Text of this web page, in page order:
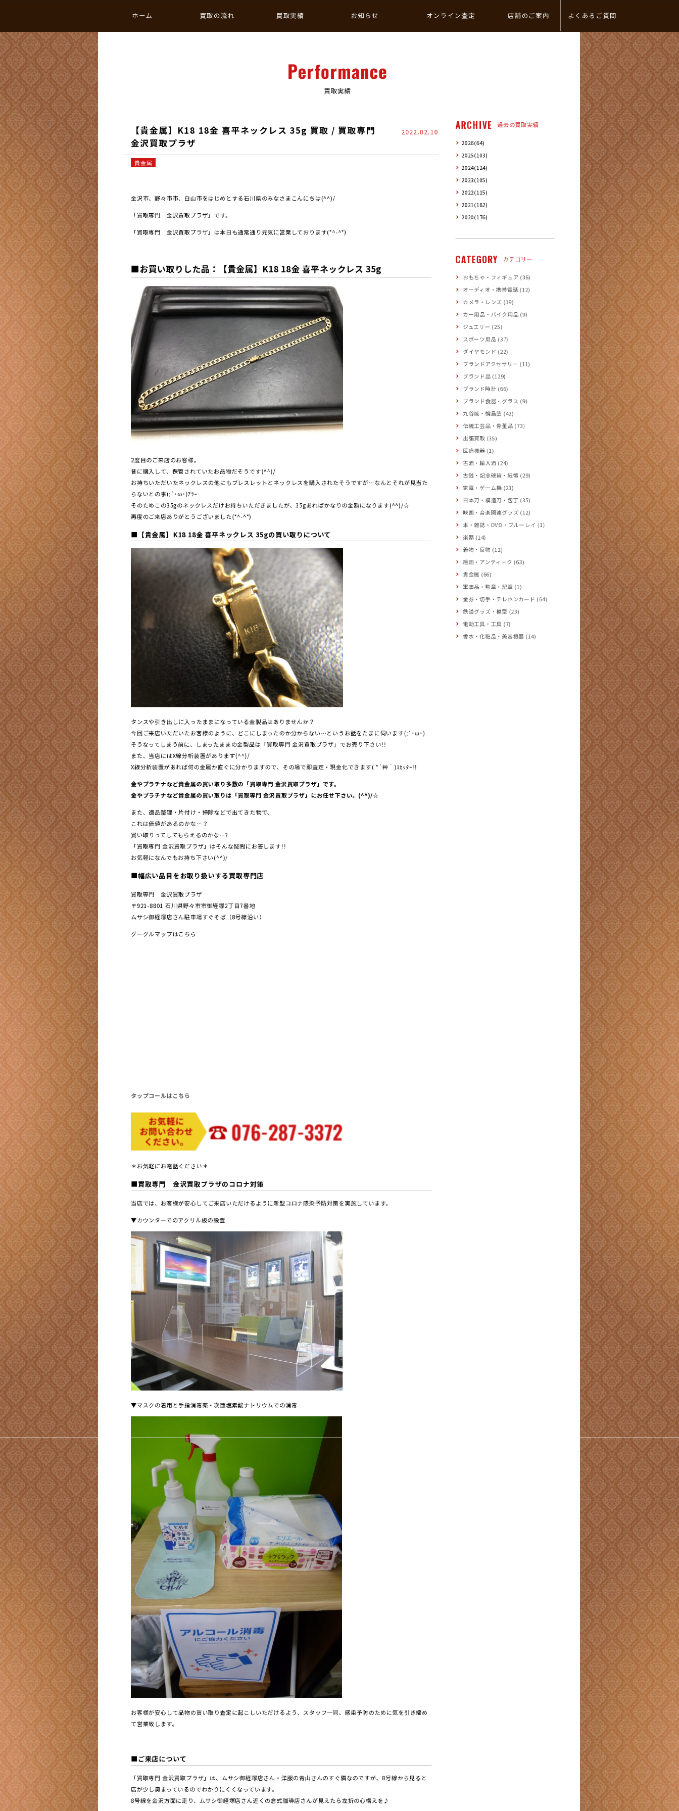
ホーム 買取の流れ 買取実績 お知らせ オンライン査定 店舗のご案内 よくあるご質問
Performance
買取実績
【貴金属】K18 18金 喜平ネックレス 35g 買取 / 買取専門
金沢買取プラザ
2022.02.10
貴金属
金沢市、野々市市、白山市をはじめとする石川県のみなさまこんにちは(^^)/
「買取専門 金沢買取プラザ」です。
「買取専門 金沢買取プラザ」は本日も通常通り元気に営業しております(*^-^*)
■お買い取りした品：【貴金属】K18 18金 喜平ネックレス 35g
2度目のご来店のお客様。
昔に購入して、保管されていたお品物だそうです(^^)/
お持ちいただいたネックレスの他にもブレスレットとネックレスを購入されたそうですが…なんとそれが見当た
らないとの事(;´･ω･)ｱﾗｰ
そのためこの35gのネックレスだけお持ちいただきましたが、35gあればかなりの金額になります(^^)/☆
再度のご来店ありがとうございました(*^-^*)
■【貴金属】K18 18金 喜平ネックレス 35gの買い取りについて
タンスや引き出しに入ったままになっている金製品はありませんか？
今回ご来店いただいたお客様のように、どこにしまったのか分からない…というお話をたまに伺います(;´･ω･)
そうなってしまう前に、しまったままの金製品は「買取専門 金沢買取プラザ」でお売り下さい!!
また、当店にはX線分析装置があります(^^)/
X線分析装置があれば何の金属か直ぐに分かりますので、その場で即査定・現金化できます( *´艸｀)ﾖｶｯﾀｰ!!
金やプラチナなど貴金属の買い取り多数の「買取専門 金沢買取プラザ」です。
金やプラチナなど貴金属の買い取りは「買取専門 金沢買取プラザ」にお任せ下さい。(^^)/☆
また、遺品整理・片付け・掃除などで出てきた物で、
これは価値があるのかな…？
買い取りってしてもらえるのかな…?
「買取専門 金沢買取プラザ」はそんな疑問にお答します!!
お気軽になんでもお持ち下さい(^^)/
■幅広い品目をお取り扱いする買取専門店
買取専門 金沢買取プラザ
〒921-8801 ⽯川県野々市市御経塚2丁⽬7番地
ムサシ御経塚店さん駐車場すぐそば（8号線沿い）
グーグルマップはこちら
タップコールはこちら
＊お気軽にお電話ください＊
■買取専門 金沢買取プラザのコロナ対策
当店では、お客様が安心してご来店いただけるように新型コロナ感染予防対策を実施しています。
▼カウンターでのアクリル板の設置
▼マスクの着用と手指消毒薬・次亜塩素酸ナトリウムでの消毒
お客様が安心して品物の買い取り査定に起こしいただけるよう、スタッフ一同、感染予防のために気を引き締め
て営業致します。
■ご来店について
「買取専門 金沢買取プラザ」は、ムサシ御経塚店さん・洋服の青山さんのすぐ隣なのですが、8号線から見ると
店が少し奥まっているのでわかりにくくなっています。
8号線を金沢方面に走り、ムサシ御経塚店さん近くの倉式珈琲店さんが見えたら左折の心構えを♪
ARCHIVE 過去の買取実績
2026(64)
2025(103)
2024(124)
2023(105)
2022(115)
2021(182)
2020(176)
CATEGORY カテゴリー
おもちゃ・フィギュア (36)
オーディオ・携帯電話 (12)
カメラ・レンズ (19)
カー用品・バイク用品 (9)
ジュエリー (25)
スポーツ用品 (37)
ダイヤモンド (22)
ブランドアクセサリー (11)
ブランド品 (129)
ブランド時計 (66)
ブランド食器・グラス (9)
九谷焼・輪島塗 (42)
伝統工芸品・骨董品 (73)
出張買取 (35)
医療機器 (1)
古酒・輸入酒 (24)
古銭・記念硬貨・紙幣 (29)
家電・ゲーム機 (23)
日本刀・模造刀・包丁 (35)
映画・音楽関連グッズ (12)
本・雑誌・DVD・ブルーレイ (1)
楽器 (14)
着物・反物 (12)
絵画・アンティーク (63)
貴金属 (66)
軍事品・勲章・記章 (1)
金券・切手・テレホンカード (64)
鉄道グッズ・模型 (23)
電動工具・工具 (7)
香水・化粧品・美容機器 (14)